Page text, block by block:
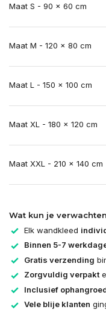
Maat S - 90 x 60 cm
Maat M - 120 x 80 cm
Maat L - 150 x 100 cm
Maat XL - 180 x 120 cm
Maat XXL - 210 x 140 cm
Wat kun je
Elk wandkleed
Binnen 5-7
Gratis verzending
Zorgvuldig verpakt
Inclusief
Vele blije klanten